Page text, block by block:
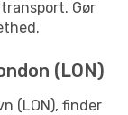
Gør
(LON)
(LON), finder